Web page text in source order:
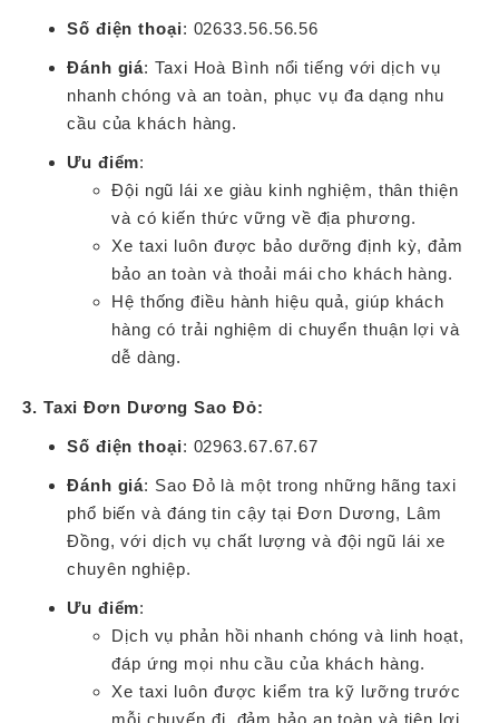
Số điện thoại: 02633.56.56.56
Đánh giá: Taxi Hoà Bình nổi tiếng với dịch vụ
nhanh chóng và an toàn, phục vụ đa dạng nhu
cầu của khách hàng.
Ưu điểm:
Đội ngũ lái xe giàu kinh nghiệm, thân thiện
và có kiến thức vững về địa phương.
Xe taxi luôn được bảo dưỡng định kỳ, đảm
bảo an toàn và thoải mái cho khách hàng.
Hệ thống điều hành hiệu quả, giúp khách
hàng có trải nghiệm di chuyển thuận lợi và
dễ dàng.
3. Taxi Đơn Dương Sao Đỏ:
Số điện thoại: 02963.67.67.67
Đánh giá: Sao Đỏ là một trong những hãng taxi
phổ biến và đáng tin cậy tại Đơn Dương, Lâm
Đồng, với dịch vụ chất lượng và đội ngũ lái xe
chuyên nghiệp.
Ưu điểm:
Dịch vụ phản hồi nhanh chóng và linh hoạt,
đáp ứng mọi nhu cầu của khách hàng.
Xe taxi luôn được kiểm tra kỹ lưỡng trước
mỗi chuyến đi, đảm bảo an toàn và tiện lợi.